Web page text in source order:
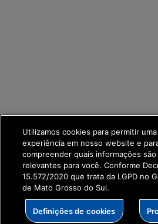
SETDIG | Secretaria-
Digital
Utilizamos cookies para permitir
experiência em nosso website e
compreender quais informações
relevantes para você. Conforme
15.572/2020 que trata da LGPD no
de Mato Grosso do Sul.
Definições de cookies